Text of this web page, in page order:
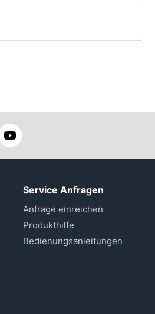
Service Anfragen
Anfrage einreichen
Produkthilfe
Bedienungsanleitungen